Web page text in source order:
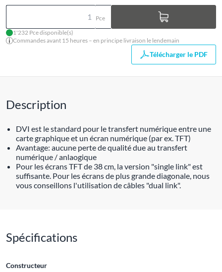
Pce
1'232 Pce disponible(s)
Commandes avant 15 heures – en principe livraison le lendemain
Télécharger le PDF
Description
DVI est le standard pour le transfert numérique entre une
carte graphique et un écran numérique (par ex. TFT)
Avantage: aucune perte de qualité due au transfert
numérique / anlaogique
Pour les écrans TFT de 38 cm, la version "single link" est
suffisante. Pour les écrans de plus grande diagonale, nous
vous conseillons l'utilisation de câbles "dual link".
Spécifications
Constructeur